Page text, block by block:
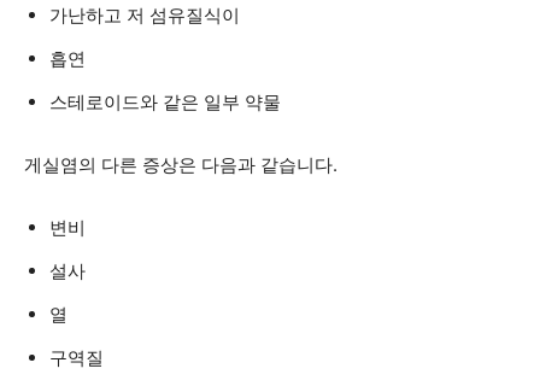
가난하고 저 섬유질식이
흡연
스테로이드와 같은 일부 약물
게실염의 다른 증상은 다음과 같습니다.
변비
설사
열
구역질